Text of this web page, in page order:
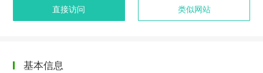
直接访问 类似网站
基本信息